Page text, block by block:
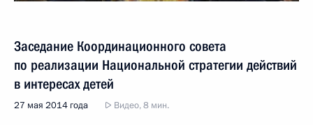
Заседание Координационного совета
по реализации Национальной стратегии действий
в интересах детей
27 мая 2014 года Видео, 8 мин.